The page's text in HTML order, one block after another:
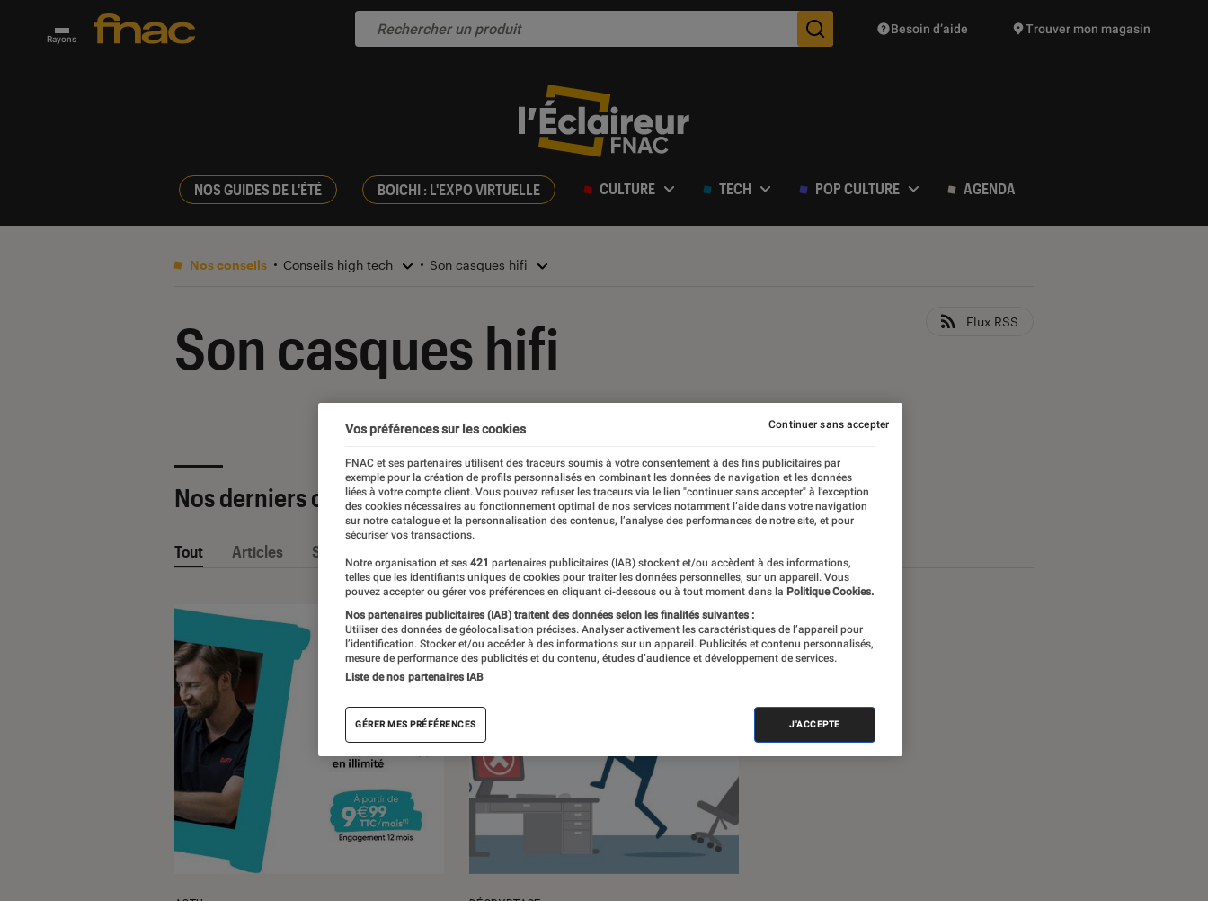
Rayons Des suggestions de produits vont vous être proposées
Besoin d’aide Trouver mon magasin
NOS GUIDES DE L'ÉTÉ BOICHI : L'EXPO VIRTUELLE CULTURE TECH POP CULTURE AGENDA
Nos conseils Conseils high tech Son casques hifi
Son casques hifi Flux RSS
Nos derniers contenus
Tout Articles Sélections et guides
Vos préférences sur les cookies
FNAC et ses partenaires utilisent des traceurs soumis à votre consentement à des fins publicitaires par
exemple pour la création de profils personnalisés en combinant les données de navigation et les données
liées à votre compte client. Vous pouvez refuser les traceurs via le lien "continuer sans accepter" à l’exception
des cookies nécessaires au fonctionnement optimal de nos services notamment l’aide dans votre navigation
sur notre catalogue et la personnalisation des contenus, l’analyse des performances de notre site, et pour
sécuriser vos transactions.
Notre organisation et ses 421 partenaires publicitaires (IAB) stockent et/ou accèdent à des informations,
telles que les identifiants uniques de cookies pour traiter les données personnelles, sur un appareil. Vous
pouvez accepter ou gérer vos préférences en cliquant ci-dessous ou à tout moment dans la Politique Cookies.
Nos partenaires publicitaires (IAB) traitent des données selon les finalités suivantes :
Utiliser des données de géolocalisation précises. Analyser activement les caractéristiques de l’appareil pour
l’identification. Stocker et/ou accéder à des informations sur un appareil. Publicités et contenu personnalisés,
mesure de performance des publicités et du contenu, études d’audience et développement de services.
Liste de nos partenaires IAB
GÉRER MES PRÉFÉRENCES J'ACCEPTE
Continuer sans accepter